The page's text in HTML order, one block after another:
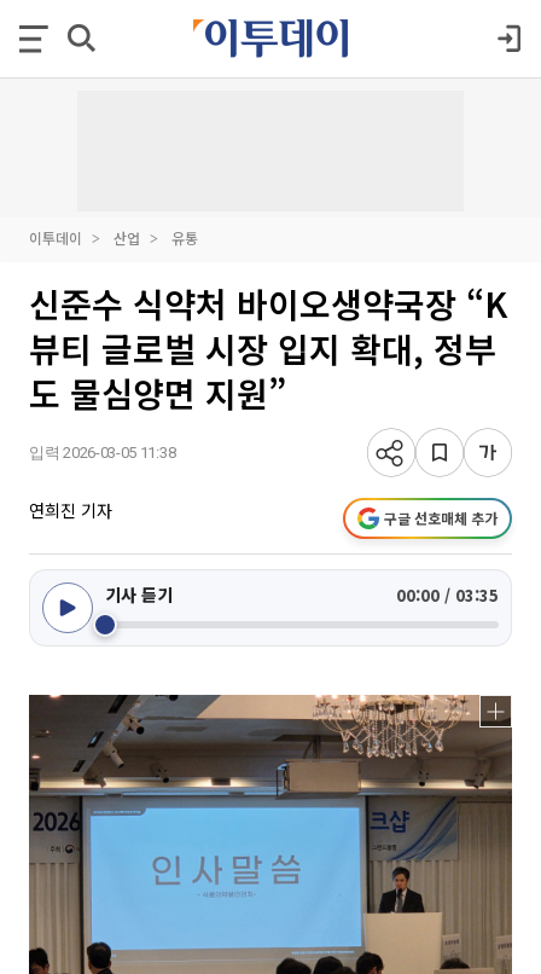
이투데이 산업 유통
신준수 식약처 바이오생약국장 “K
뷰티 글로벌 시장 입지 확대, 정부
도 물심양면 지원”
입력 2026-03-05 11:38
연희진 기자 구글 선호매체 추가
기사 듣기 00:00 / 03:35